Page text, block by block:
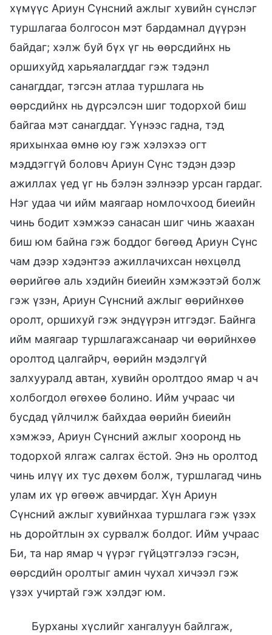
хүмүүс Ариун Сүнсний ажлыг хувийн сүнслэг
туршлагаа болгосон мэт бардамнал дүүрэн
байдаг; хэлж буй бүх үг нь өөрсдийнх нь
оршихуйд харьяалагддаг гэж тэдэнл
санагддаг, тэгсэн атлаа туршлага нь
өөрсдийнх нь дүрсэлсэн шиг тодорхой биш
байгаа мэт санагддаг. Үүнээс гадна, тэд
ярихынхаа өмнө юу гэж хэлэхээ огт
мэддэггүй боловч Ариун Сүнс тэдэн дээр
ажиллах үед үг нь бэлэн зэлнээр урсан гардаг.
Нэг удаа чи ийм маягаар номлочхоод биеийн
чинь бодит хэмжээ санасан шиг чинь жаахан
биш юм байна гэж боддог бөгөөд Ариун Сүнс
чам дээр хэдэнтээ ажиллачихсан нөхцөлд
өөрийгөө аль хэдийн биеийн хэмжээтэй болж
гэж үзэн, Ариун Сүнсний ажлыг өөрийнхөө
оролт, оршихуй гэж эндүүрэн итгэдэг. Байнга
ийм маягаар туршлагажсанаар чи өөрийнхөө
оролтод цалгайрч, өөрийн мэдэлгүй
залхууралд автан, хувийн оролтдоо ямар ч ач
холбогдол өгөхөө болино. Ийм учраас чи
бусдад үйлчилж байхдаа өөрийн биеийн
хэмжээ, Ариун Сүнсний ажлыг хооронд нь
тодорхой ялгаж салгах ёстой. Энэ нь оролтод
чинь илүү их тус дөхөм болж, туршлагад чинь
улам их үр өгөөж авчирдаг. Хүн Ариун
Сүнсний ажлыг хувийнхаа туршлага гэж үзэх
нь доройтлын эх сурвалж болдог. Ийм учраас
Би, та нар ямар ч үүрэг гүйцэтгэлээ гэсэн,
өөрсдийн оролтыг амин чухал хичээл гэж
үзэх учиртай гэж хэлдэг юм.
Бурханы хүслийг хангалуун байлгаж,